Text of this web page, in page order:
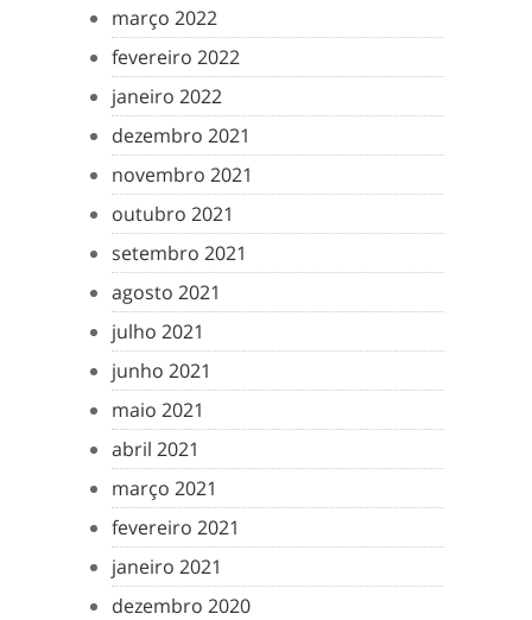
março 2022
fevereiro 2022
janeiro 2022
dezembro 2021
novembro 2021
outubro 2021
setembro 2021
agosto 2021
julho 2021
junho 2021
maio 2021
abril 2021
março 2021
fevereiro 2021
janeiro 2021
dezembro 2020